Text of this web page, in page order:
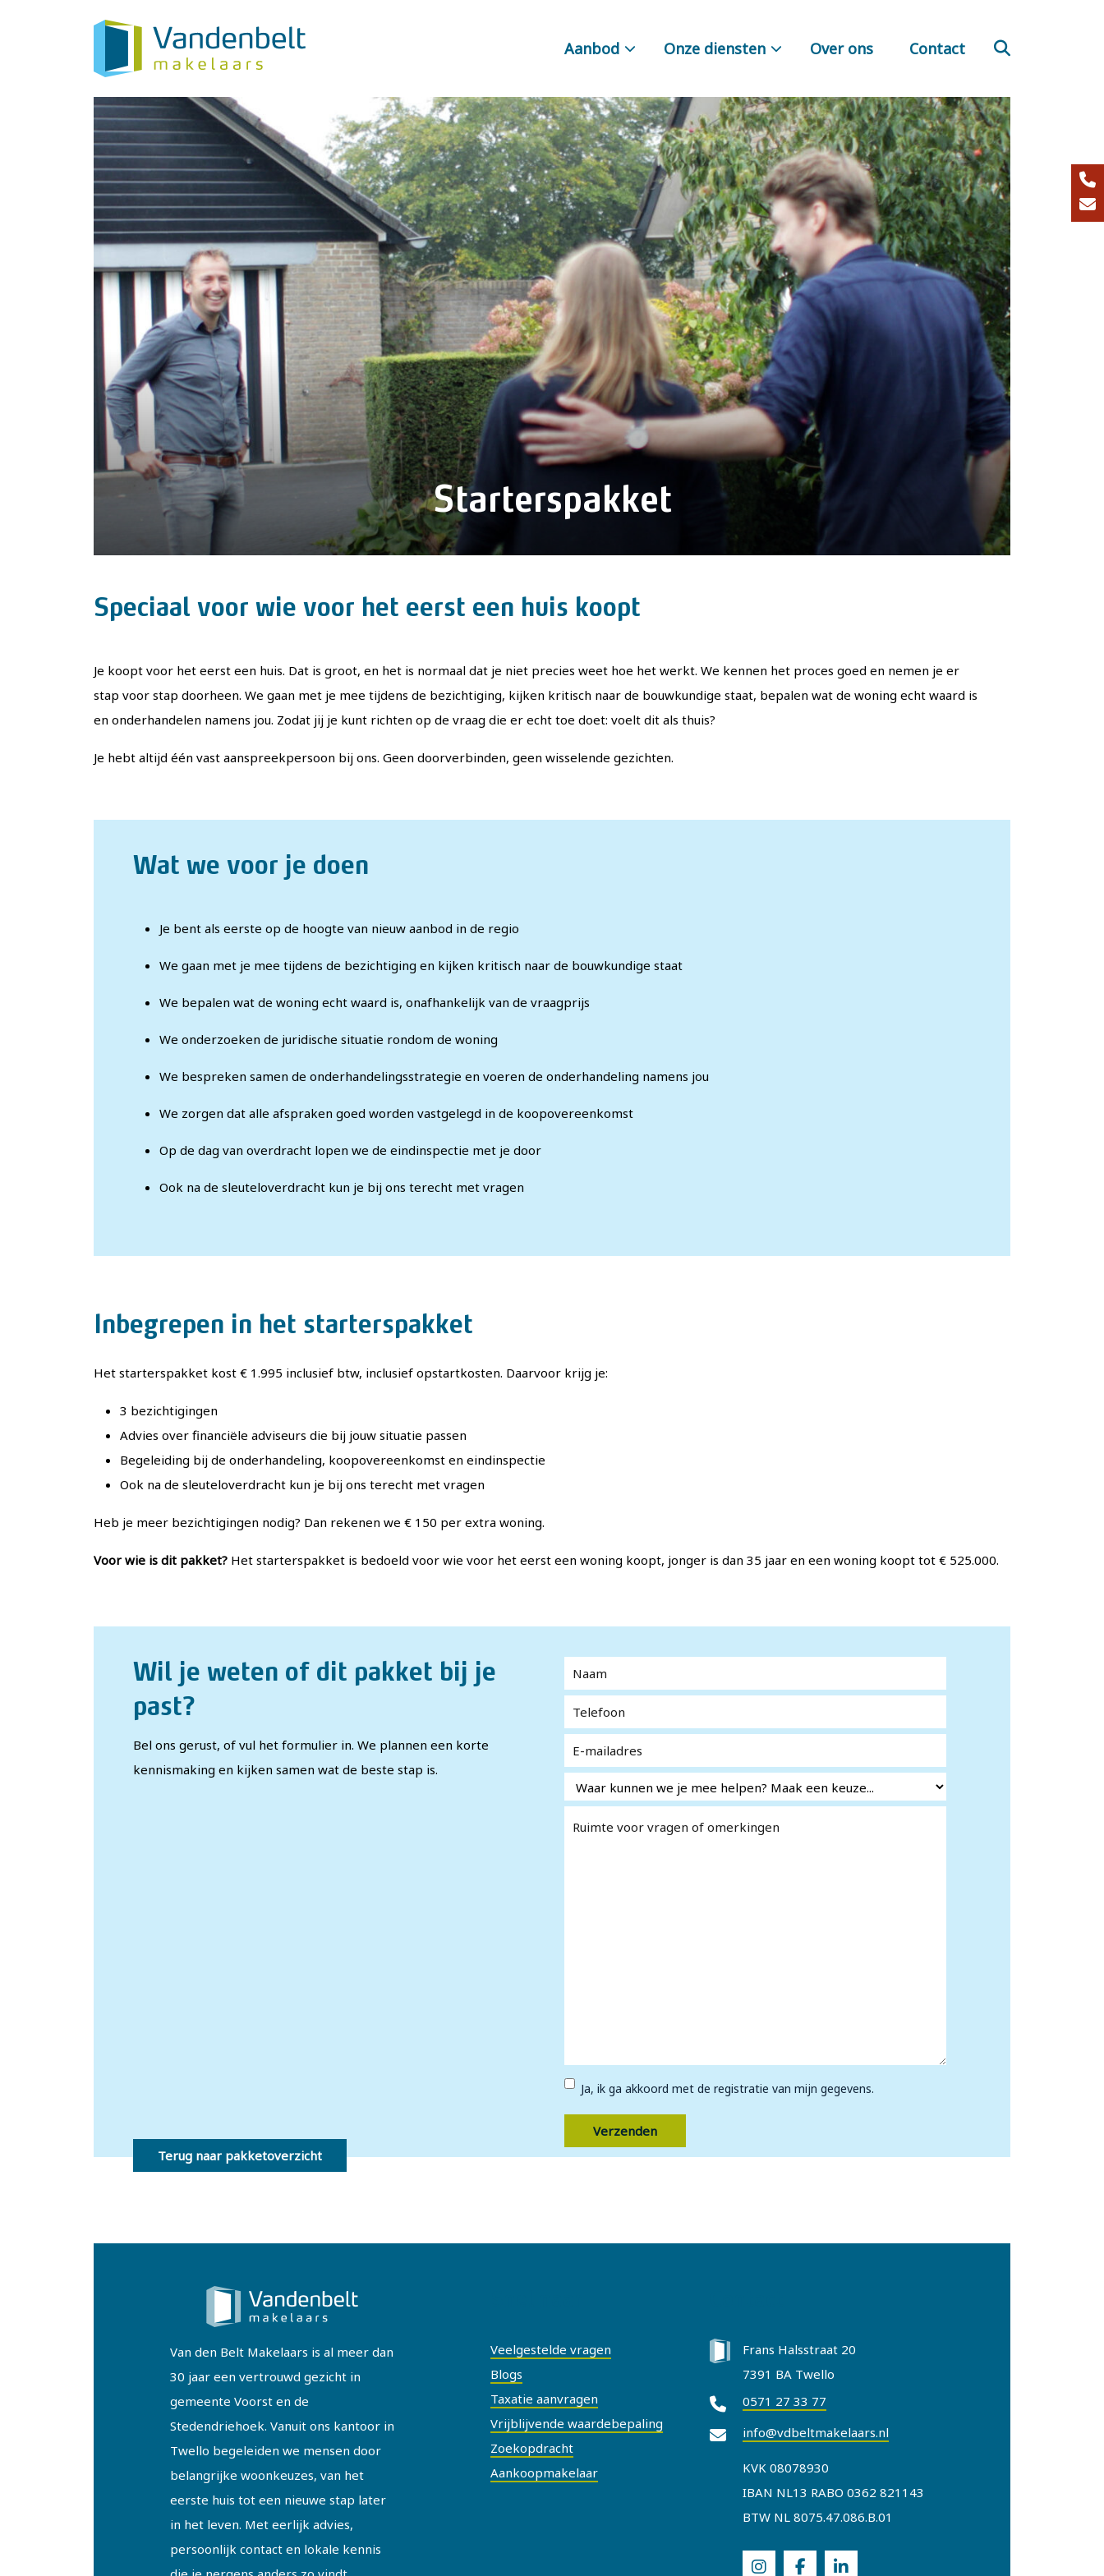
Aanbod Onze diensten Over ons Contact
Starterspakket
Speciaal voor wie voor het eerst een huis koopt
Je koopt voor het eerst een huis. Dat is groot, en het is normaal dat je niet precies weet hoe het werkt. We kennen het proces goed en nemen je er
stap voor stap doorheen. We gaan met je mee tijdens de bezichtiging, kijken kritisch naar de bouwkundige staat, bepalen wat de woning echt waard is
en onderhandelen namens jou. Zodat jij je kunt richten op de vraag die er echt toe doet: voelt dit als thuis?
Je hebt altijd één vast aanspreekpersoon bij ons. Geen doorverbinden, geen wisselende gezichten.
Wat we voor je doen
Je bent als eerste op de hoogte van nieuw aanbod in de regio
We gaan met je mee tijdens de bezichtiging en kijken kritisch naar de bouwkundige staat
We bepalen wat de woning echt waard is, onafhankelijk van de vraagprijs
We onderzoeken de juridische situatie rondom de woning
We bespreken samen de onderhandelingsstrategie en voeren de onderhandeling namens jou
We zorgen dat alle afspraken goed worden vastgelegd in de koopovereenkomst
Op de dag van overdracht lopen we de eindinspectie met je door
Ook na de sleuteloverdracht kun je bij ons terecht met vragen
Inbegrepen in het starterspakket
Het starterspakket kost € 1.995 inclusief btw, inclusief opstartkosten. Daarvoor krijg je:
3 bezichtigingen
Advies over financiële adviseurs die bij jouw situatie passen
Begeleiding bij de onderhandeling, koopovereenkomst en eindinspectie
Ook na de sleuteloverdracht kun je bij ons terecht met vragen
Heb je meer bezichtigingen nodig? Dan rekenen we € 150 per extra woning.
Voor wie is dit pakket? Het starterspakket is bedoeld voor wie voor het eerst een woning koopt, jonger is dan 35 jaar en een woning koopt tot € 525.000.
Wil je weten of dit pakket bij je
past?
Bel ons gerust, of vul het formulier in. We plannen een korte
kennismaking en kijken samen wat de beste stap is.
Terug naar pakketoverzicht
mailadres
kunnen
mee
voor
* Ja, ik ga akkoord met de registratie van mijn gegevens.
Van den Belt Makelaars is al meer dan
30 jaar een vertrouwd gezicht in
gemeente Voorst en de
Stedendriehoek. Vanuit ons kantoor in
Twello begeleiden we mensen door
belangrijke woonkeuzes, van het
eerste huis tot een nieuwe stap later
in het leven. Met eerlijk advies,
persoonlijk contact en lokale kennis
Veelgestelde vragen
Blogs
Taxatie aanvragen
Vrijblijvende waardebepaling
Zoekopdracht
Aankoopmakelaar
Frans Halsstraat 20
7391 BA Twello
0571 27 33 77
info@vdbeltmakelaars.nl
KVK 08078930
IBAN NL13 RABO 0362 821143
BTW NL 8075.47.086.B.01